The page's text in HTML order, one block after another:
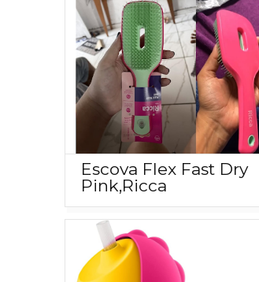
Escova Flex Fast Dry
Pink,Ricca